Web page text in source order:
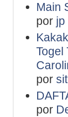
Main
por jp
Togel
por
por